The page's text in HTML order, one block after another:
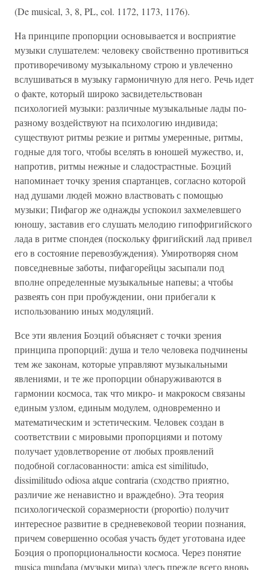
(De musical, 3, 8, PL, col. 1172, 1173, 1176).
Ha принципе пропорции основывается и восприятие
музыки слушателем: человеку свойственно противиться
противоречивому музыкальному строю и увлеченно
вслушиваться в музыку гармоничную для него. Речь идет
о факте, который широко засвидетельствован
психологией музыки: различные музыкальные лады по-
разному воздействуют на психологию индивида;
существуют ритмы резкие и ритмы умеренные, ритмы,
годные для того, чтобы вселять в юношей мужество, и,
напротив, ритмы нежные и сладострастные. Боэций
напоминает точку зрения спартанцев, согласно которой
над душами людей можно властвовать с помощью
музыки; Пифагор же однажды успокоил захмелевшего
юношу, заставив его слушать мелодию гипофригийского
лада в ритме спондея (поскольку фригийский лад привел
его в состояние перевозбуждения). Умиротворяя сном
повседневные заботы, пифагорейцы засыпали под
вполне определенные музыкальные напевы; а чтобы
развеять сон при пробуждении, они прибегали к
использованию иных модуляций.
Все эти явления Боэций объясняет с точки зрения
принципа пропорций: душа и тело человека подчинены
тем же законам, которые управляют музыкальными
явлениями, и те же пропорции обнаруживаются в
гармонии космоса, так что микро- и макрокосм связаны
единым узлом, единым модулем, одновременно и
математическим и эстетическим. Человек создан в
соответствии с мировыми пропорциями и потому
получает удовлетворение от любых проявлений
подобной согласованности: amica est similitudo,
dissimilitudo odiosa atque contraria (сходство приятно,
различие же ненавистно и враждебно). Эта теория
психологической соразмерности (proportio) получит
интересное развитие в средневековой теории познания,
причем совершенно особая участь будет уготована идее
Боэция о пропорциональности космоса. Через понятие
musica mundana (музыки мира) здесь прежде всего вновь